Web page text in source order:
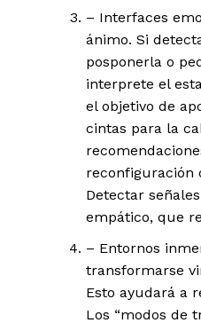
– Interfaces
ánimo. Si
posponerla o
interprete el
el objetivo de
cintas para la
reconfiguración
Detectar
empático, que
– Entornos
transformarse
Esto ayudará a
Los “modos de